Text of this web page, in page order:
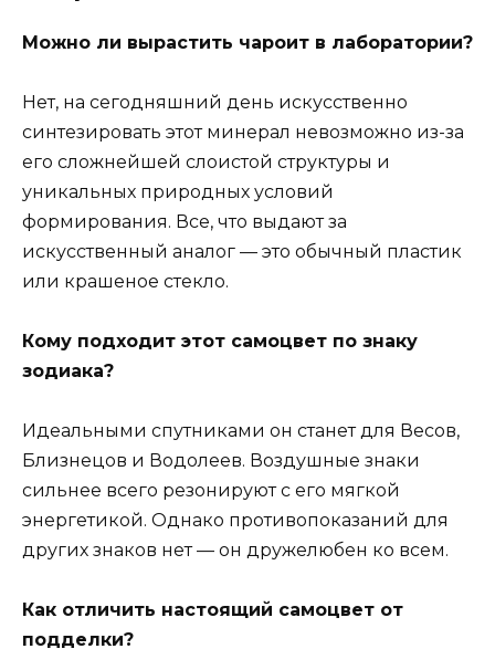
Можно ли вырастить чароит в лаборатории?
Нет, на сегодняшний день искусственно
синтезировать этот минерал невозможно из-за
его сложнейшей слоистой структуры и
уникальных природных условий
формирования. Все, что выдают за
искусственный аналог — это обычный пластик
или крашеное стекло.
Кому подходит этот самоцвет по знаку
зодиака?
Идеальными спутниками он станет для Весов,
Близнецов и Водолеев. Воздушные знаки
сильнее всего резонируют с его мягкой
энергетикой. Однако противопоказаний для
других знаков нет — он дружелюбен ко всем.
Как отличить настоящий самоцвет от
подделки?